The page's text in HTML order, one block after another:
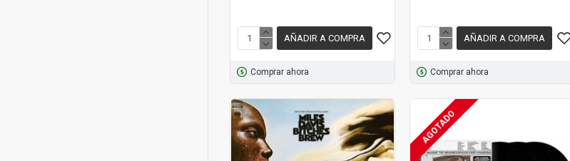
AÑADIR A COMPRA
Comprar ahora
AÑADIR A COMPRA
Comprar ahora
AGOTADO